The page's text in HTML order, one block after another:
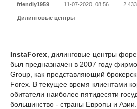
friendly1959 11-07-2020, 08:56 2 433
Дилинговые центры
InstaForex , дилинговые центры
был предназначен в 2007 году
Group, как представляющий
Forex. В текущее время клиентами
обитатели наиболее пятидесяти
большинство - страны Европы и